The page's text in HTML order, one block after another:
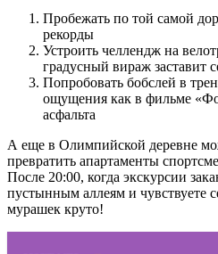
Пробежать по той самой
рекорды
Устроить челлендж на
градусный вираж заставит
Попробовать бобслей в
ощущения как в фильме
асфальта
А еще в Олимпийской деревне
превратить апартаменты
После 20:00, когда экскурсии
пустынным аллеям и чувствуете
мурашек круто!